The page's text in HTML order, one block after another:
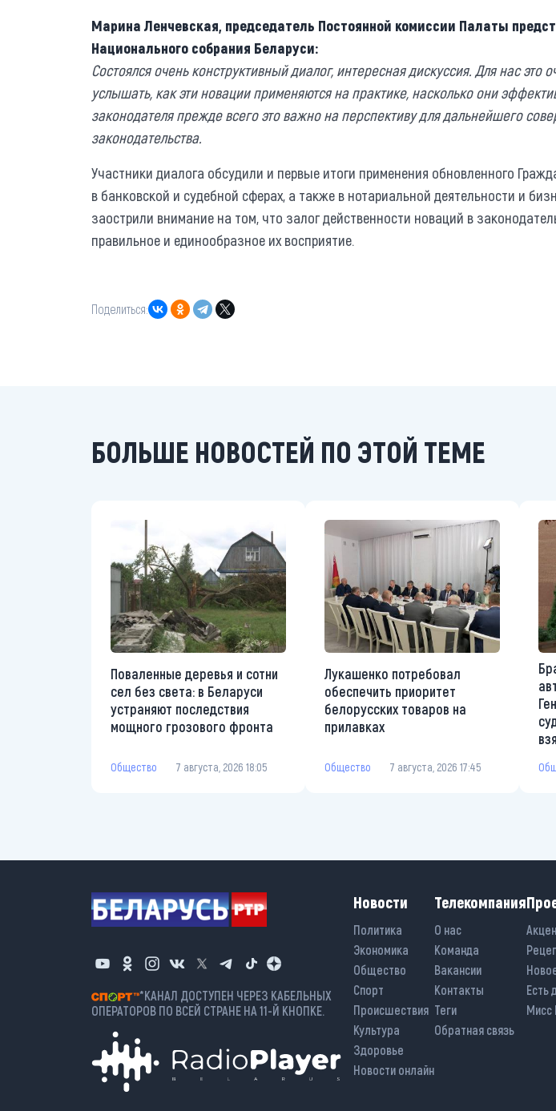
Марина Ленчевская, председатель Постоянной комиссии Палаты
Национального собрания Беларуси:
Состоялся очень конструктивный диалог, интересная дискуссия. Для нас это
услышать, как эти новации применяются на практике, насколько они
законодателя прежде всего это важно на перспективу для дальнейшего
законодательства.
Участники диалога обсудили и первые итоги применения обновленного
в банковской и судебной сферах, а также в нотариальной деятельности и
заострили внимание на том, что залог действенности новаций в
правильное и единообразное их восприятие.
Поделиться:
БОЛЬШЕ НОВОСТЕЙ ПО ЭТОЙ ТЕМЕ
Поваленные деревья и сотни
сел без света: в Беларуси
устраняют последствия
мощного грозового фронта
Общество 7 августа, 2026 18:05
Лукашенко потребовал
обеспечить приоритет
белорусских товаров на
прилавках
Общество 7 августа, 2026 17:45
*КАНАЛ ДОСТУПЕН ЧЕРЕЗ КАБЕЛЬНЫХ
ОПЕРАТОРОВ ПО ВСЕЙ СТРАНЕ НА 11-Й КНОПКЕ.
Новости
Политика
Экономика
Общество
Спорт
Происшествия
Культура
Здоровье
Новости онлайн
Телекомпания
О нас
Команда
Вакансии
Контакты
Теги
Обратная связь
Есть
Мисс